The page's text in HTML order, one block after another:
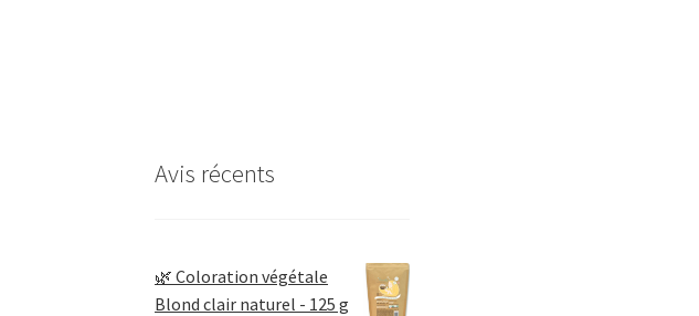
Avis récents
🌿 Coloration végétale
Blond clair naturel - 125 g